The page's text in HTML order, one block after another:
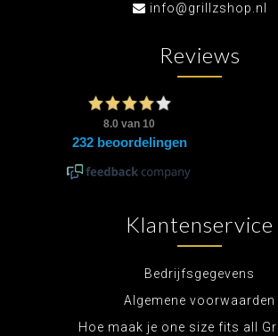
info@grillzshop.nl
Reviews
Klantenservice
Bedrijfsgegevens
Algemene voorwaarden
Hoe maak je one size fits all